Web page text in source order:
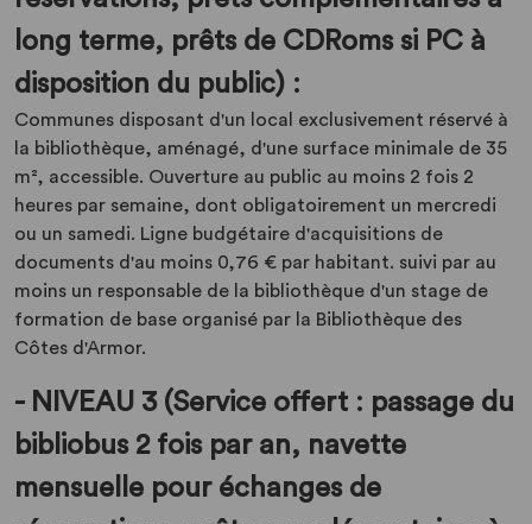
long terme, prêts de CDRoms si PC à
disposition du public) :
Communes disposant d'un local exclusivement réservé à
la bibliothèque, aménagé, d'une surface minimale de 35
m², accessible. Ouverture au public au moins 2 fois 2
heures par semaine, dont obligatoirement un mercredi
ou un samedi. Ligne budgétaire d'acquisitions de
documents d'au moins 0,76 € par habitant. suivi par au
moins un responsable de la bibliothèque d'un stage de
formation de base organisé par la Bibliothèque des
Côtes d'Armor.
- NIVEAU 3 (Service offert : passage du
bibliobus 2 fois par an, navette
mensuelle pour échanges de